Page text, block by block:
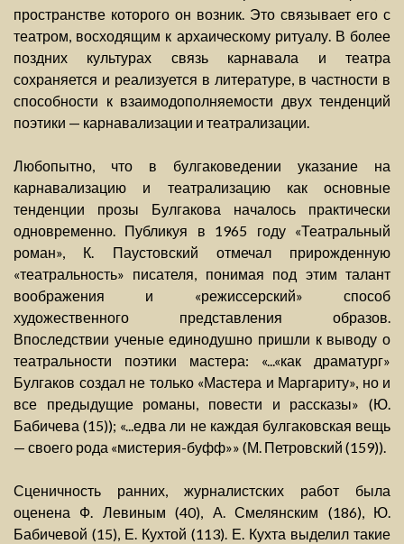
пространстве которого он возник. Это связывает его с
театром, восходящим к архаическому ритуалу. В более
поздних культурах связь карнавала и театра
сохраняется и реализуется в литературе, в частности в
способности к взаимодополняемости двух тенденций
поэтики — карнавализации и театрализации.
Любопытно, что в булгаковедении указание на
карнавализацию и театрализацию как основные
тенденции прозы Булгакова началось практически
одновременно. Публикуя в 1965 году «Театральный
роман», К. Паустовский отмечал прирожденную
«театральность» писателя, понимая под этим талант
воображения и «режиссерский» способ
художественного представления образов.
Впоследствии ученые единодушно пришли к выводу о
театральности поэтики мастера: «...«как драматург»
Булгаков создал не только «Мастера и Маргариту», но и
все предыдущие романы, повести и рассказы» (Ю.
Бабичева (15)); «...едва ли не каждая булгаковская вещь
— своего рода «мистерия-буфф»» (М. Петровский (159)).
Сценичность ранних, журналистских работ была
оценена Ф. Левиным (40), А. Смелянским (186), Ю.
Бабичевой (15), Е. Кухтой (113). Е. Кухта выделил такие